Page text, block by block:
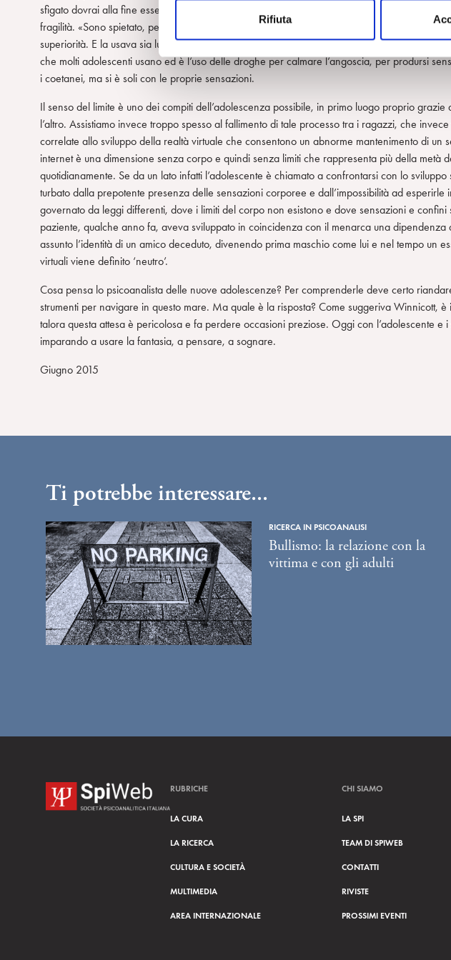
e
d
l
c
o
n
s
e
n
s
o
Rifiuta
sfigato dovrai alla fine essere forte e questo significa per molti adolescenti tenersi lontani
fragilità. «Sono spietato, perciò mi guardano», diceva un adolescente di 14 anni, conferendo
superiorità. E la usava sia lui sia i compagni per dire “ho fatto bene”, “ho risposto bene”.
che molti adolescenti usano ed è l’uso delle droghe per calmare l’angoscia, per prodursi
i coetanei, ma si è soli con le proprie sensazioni.
Il senso del limite è uno dei compiti dell’adolescenza possibile, in primo luogo proprio
l’altro. Assistiamo invece troppo spesso al fallimento di tale processo tra i ragazzi, che
correlate allo sviluppo della realtà virtuale che consentono un abnorme mantenimento di un
internet è una dimensione senza corpo e quindi senza limiti che rappresenta più della metà
quotidianamente. Se da un lato infatti l’adolescente è chiamato a confrontarsi con lo
turbato dalla prepotente presenza delle sensazioni corporee e dall’impossibilità ad
governato da leggi differenti, dove i limiti del corpo non esistono e dove sensazioni e confini
paziente, qualche anno fa, aveva sviluppato in coincidenza con il menarca una
assunto l’identità di un amico deceduto, divenendo prima maschio come lui e nel tempo un
virtuali viene definito ‘neutro’.
Cosa pensa lo psicoanalista delle nuove adolescenze? Per comprenderle deve certo
strumenti per navigare in questo mare. Ma quale è la risposta? Come suggeriva Winnicott,
talora questa attesa è pericolosa e fa perdere occasioni preziose. Oggi con l’adolescente e
imparando a usare la fantasia, a pensare, a sognare.
Giugno 2015
Ti potrebbe interessare...
RICERCA IN PSICOANALISI
Bullismo: la relazione con la
vittima e con gli adulti
RUBRICHE
LA CURA
LA RICERCA
CULTURA E SOCIETÀ
MULTIMEDIA
AREA INTERNAZIONALE
CHI SIAMO
LA SPI
TEAM DI SPIWEB
CONTATTI
RIVISTE
PROSSIMI EVENTI